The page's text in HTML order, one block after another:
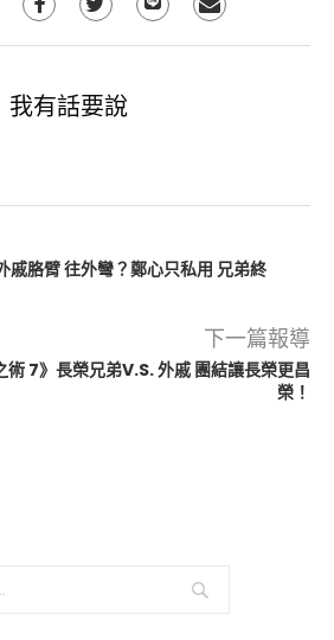
我有話要說
戚胳臂 往外彎？鄭心只私用 兄弟終
下一篇報導
術 7》長榮兄弟V.S. 外戚 團結讓長榮更昌
榮！